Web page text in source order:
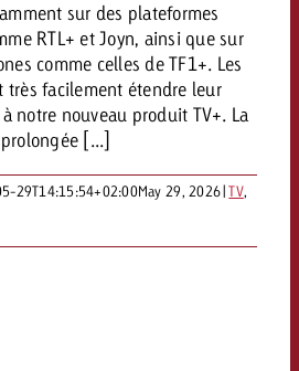
Demander une offre
Demander une offre
sur des plateformes
RTL+ et Joyn, ainsi que sur
comme celles de TF1+. Les
très facilement étendre leur
notre nouveau produit TV+. La
[...]
29T14:15:54+02:00May 29, 2026|TV,